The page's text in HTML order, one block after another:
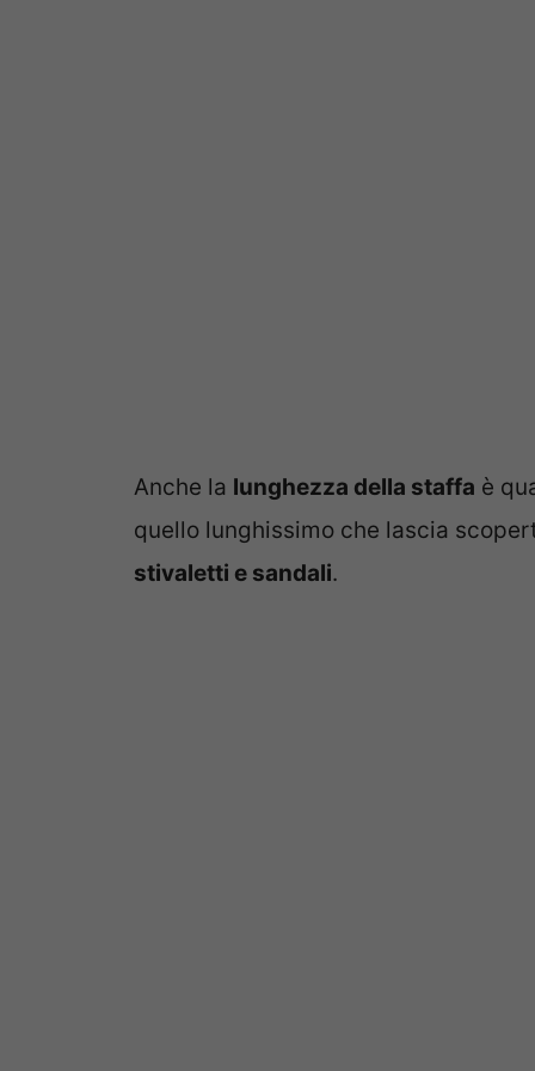
Anche la lunghezza della staffa è
quello lunghissimo che lascia
stivaletti e sandali.